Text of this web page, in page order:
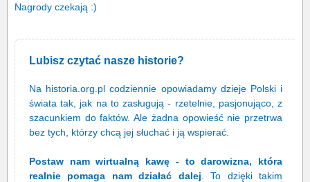
Nagrody czekają :)
Lubisz czytać nasze historie?
Na historia.org.pl codziennie opowiadamy dzieje Polski i
świata tak, jak na to zasługują - rzetelnie, pasjonująco, z
szacunkiem do faktów. Ale żadna opowieść nie przetrwa
bez tych, którzy chcą jej słuchać i ją wspierać.
Postaw nam wirtualną kawę - to darowizna, która
realnie pomaga nam działać dalej . To dzięki takim